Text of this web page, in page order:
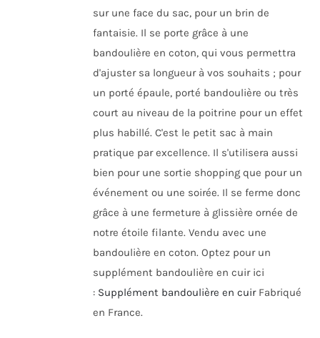
sur une face du sac, pour un brin de
fantaisie. Il se porte grâce à une
bandoulière en coton, qui vous permettra
d'ajuster sa longueur à vos souhaits ; pour
un porté épaule, porté bandoulière ou très
court au niveau de la poitrine pour un effet
plus habillé. C'est le petit sac à main
pratique par excellence. Il s'utilisera aussi
bien pour une sortie shopping que pour un
événement ou une soirée. Il se ferme donc
grâce à une fermeture à glissière ornée de
notre étoile filante. Vendu avec une
bandoulière en coton. Optez pour un
supplément bandoulière en cuir ici
: Supplément bandoulière en cuirFabriqué
en France.